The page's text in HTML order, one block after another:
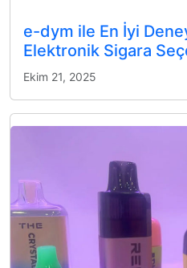
e-dym ile En İyi
Elektronik Sigara
Ekim 21, 2025